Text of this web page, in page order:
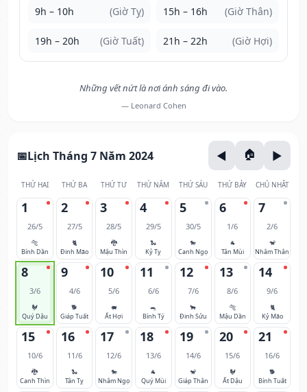
9h – 10h (Giờ Tỵ) 15h – 16h (Giờ Thân)
19h – 20h (Giờ Tuất) 21h – 22h (Giờ Hợi)
Những vết nứt là nơi ánh sáng đi vào.
— Leonard Cohen
Lịch Tháng 7 Năm 2024
THỨ HAI THỨ BA THỨ TƯ THỨ NĂM THỨ SÁU THỨ BẢY CHỦ NHẬT
1
26/5
🐅
Bính Dần
2
27/5
🐈
Đinh Mão
3
28/5
🐉
Mậu Thìn
4
29/5
🐍
Kỷ Tỵ
5
30/5
🐎
Canh Ngọ
6
1/6
🐐
Tân Mùi
7
2/6
🐒
Nhâm Thân
8
3/6
🐓
Quý Dậu
9
4/6
🐕
Giáp Tuất
10
5/6
🐖
Ất Hợi
11
6/6
🐀
Bính Tý
12
7/6
🐂
Đinh Sửu
13
8/6
🐅
Mậu Dần
14
9/6
🐈
Kỷ Mão
15
10/6
🐉
Canh Thìn
16
11/6
🐍
Tân Tỵ
17
12/6
🐎
Nhâm Ngọ
18
13/6
🐐
Quý Mùi
19
14/6
🐒
Giáp Thân
20
15/6
🐓
Ất Dậu
21
16/6
🐕
Bính Tuất